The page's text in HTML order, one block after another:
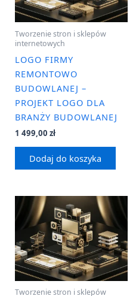
Tworzenie stron i sklepów
internetowych
LOGO FIRMY
REMONTOWO
BUDOWLANEJ –
PROJEKT LOGO DLA
BRANŻY BUDOWLANEJ
1 499,00 zł
Dodaj do koszyka
Tworzenie stron i sklepów